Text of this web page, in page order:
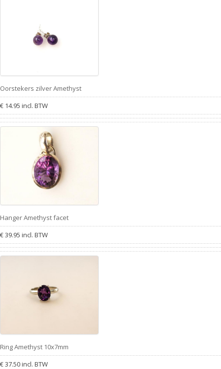
Oorstekers zilver Amethyst
€ 14.95 incl. BTW
Hanger Amethyst facet
€ 39.95 incl. BTW
Ring Amethyst 10x7mm
€ 37.50 incl. BTW